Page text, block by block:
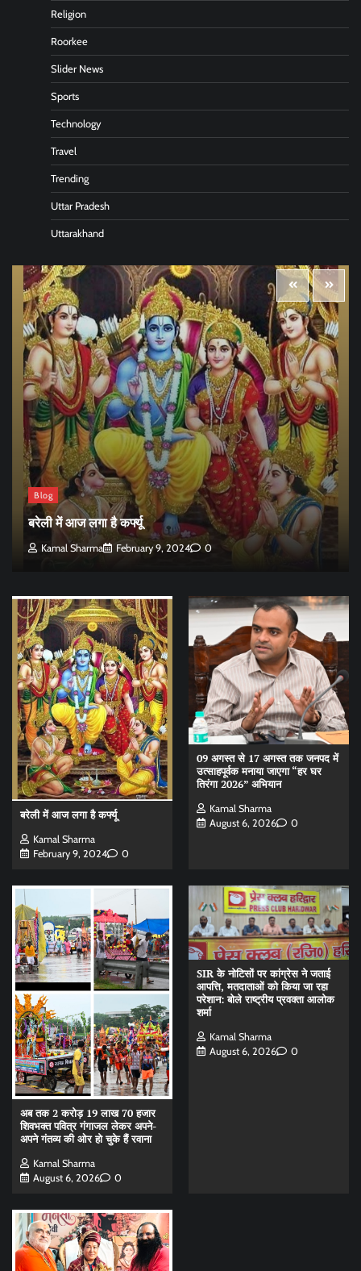
Religion
Roorkee
Slider News
Sports
Technology
Travel
Trending
Uttar Pradesh
Uttarakhand
Blog
बरेली में आज लगा है कर्फ्यू
Kamal Sharma February 9, 2024 0
बरेली में आज लगा है कर्फ्यू
Kamal Sharma
February 9, 2024
0
09 अगस्त से 17 अगस्त तक जनपद में
उत्साहपूर्वक मनाया जाएगा “हर घर
तिरंगा 2026” अभियान
Kamal Sharma
August 6, 2026
0
अब तक 2 करोड़ 19 लाख 70 हजार
शिवभक्त पवित्र गंगाजल लेकर अपने-
अपने गंतव्य की ओर हो चुके हैं रवाना
Kamal Sharma
August 6, 2026
0
SIR के नोटिसों पर कांग्रेस ने जताई
आपत्ति, मतदाताओं को किया जा रहा
परेशान: बोले राष्ट्रीय प्रवक्ता आलोक
शर्मा
Kamal Sharma
August 6, 2026
0